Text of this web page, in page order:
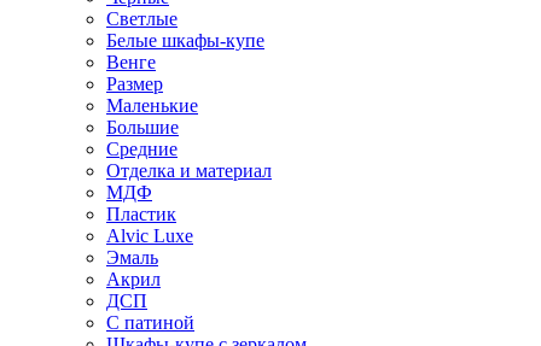
Светлые
Белые шкафы-купе
Венге
Размер
Маленькие
Большие
Средние
Отделка и материал
МДФ
Пластик
Alvic Luxe
Эмаль
Акрил
ДСП
С патиной